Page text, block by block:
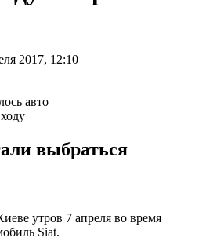
2017, 12:10
выбраться
утров 7 апреля во время
Siat.